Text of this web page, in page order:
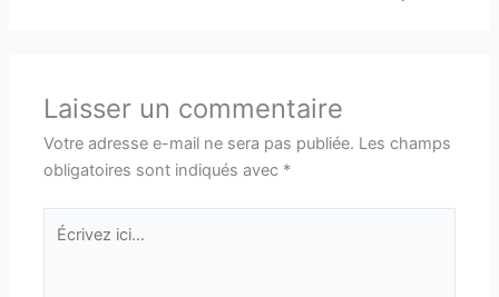
Laisser un commentaire
Votre adresse e-mail ne sera pas publiée. Les champs
obligatoires sont indiqués avec *
Écrivez
ici…